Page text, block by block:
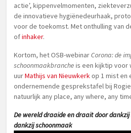
actie’, kippenvelmomenten,
de innovatieve hygiënedeurhaak,
voor de toekomst. Met onthulling van
ofinhaker.
Kortom, het OSB-webinarCorona: de
schoonmaakbrancheis een kijktip voor
uurMathijs van Nieuwkerkop 1 mist en
ondernemende gesprekstafel bij
natuurlijk any place, any where, any
De wereld draaide en draait door
dankzij schoonmaak